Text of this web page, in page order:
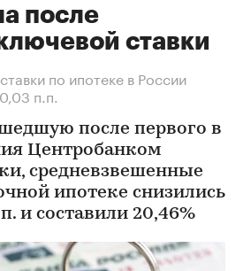
после
ставки
по ипотеке в России
п.п.
после первого в
Центробанком
средневзвешенные
ипотеке снизились
и составили 20,46%